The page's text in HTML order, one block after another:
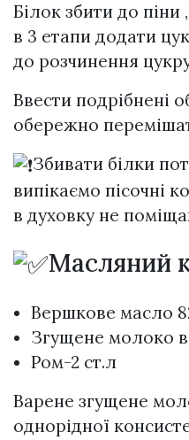
Білок збити до піни
в 3 етапи додати
до розчинення цукру
Ввести подрібнені
обережно
Збивати білки
випікаємо пісочні
в духовку не
Масляний
Вершкове масло
Згущене молоко
Ром-2 ст.л
Варене згущене
однорідної